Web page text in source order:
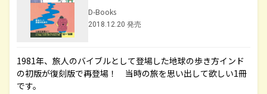
D-Books
2018.12.20 発売
1981年、旅人のバイブルとして登場した地球の歩き方インド
の初版が復刻版で再登場！ 当時の旅を思い出して欲しい1冊
です。